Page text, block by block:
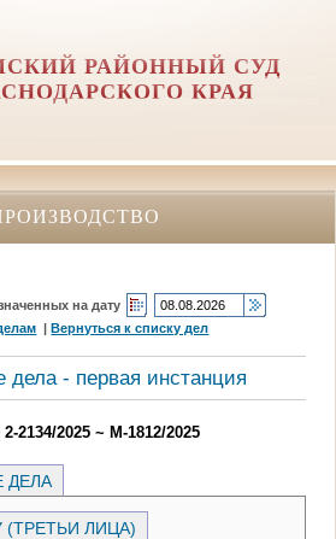
РАЙОННЫЙ СУД
КРАЯ
на дату
|Вернуться к списку дел
дела - первая инстанция
2134/2025 ~ М-1812/2025
ДЕЛА
ЛИЦА)